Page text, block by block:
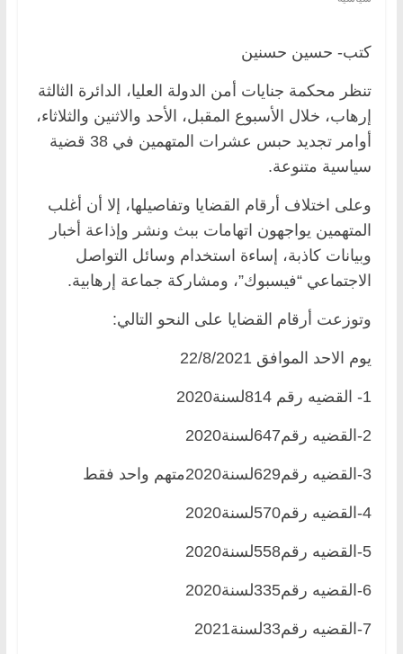
كتب- حسين حسنين
تنظر محكمة جنايات أمن الدولة العليا، الدائرة الثالثة
إرهاب، خلال الأسبوع المقبل، الأحد والاثنين والثلاثاء،
أوامر تجديد حبس عشرات المتهمين في 38 قضية
سياسية متنوعة.
وعلى اختلاف أرقام القضايا وتفاصيلها، إلا أن أغلب
المتهمين يواجهون اتهامات ببث ونشر وإذاعة أخبار
وبيانات كاذبة، إساءة استخدام وسائل التواصل
الاجتماعي “فيسبوك”، ومشاركة جماعة إرهابية.
وتوزعت أرقام القضايا على النحو التالي:
يوم الاحد الموافق 22/8/2021
1- القضيه رقم 814لسنة2020
2-القضيه رقم647لسنة2020
3-القضيه رقم629لسنة2020متهم واحد فقط
4-القضيه رقم570لسنة2020
5-القضيه رقم558لسنة2020
6-القضيه رقم335لسنة2020
7-القضيه رقم33لسنة2021